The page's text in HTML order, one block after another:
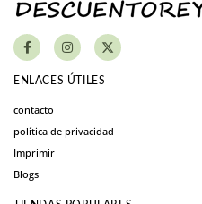
ENLACES ÚTILES
contacto
política de privacidad
Imprimir
Blogs